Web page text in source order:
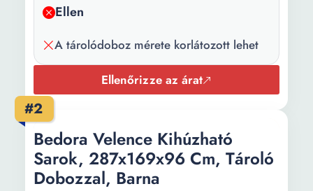
Váz anyaga:
Ülés
szerkezete:
Poliuretán hab
Ülésszélesség: 70 cm
Karok száma:
A hátsó párnák
száma:
2
Ellen
A tárolódoboz mérete korlátozott lehet
Ellenőrizze az árat
#2
Bedora Velence Kihúzható
Sarok, 287x169x96 Cm, Tároló
Dobozzal, Barna